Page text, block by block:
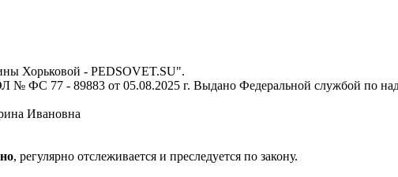
Хорьковой - PEDSOVET.SU".
ФС 77 - 89883 от 05.08.2025 г. Выдано Федеральной службой по
Ивановна
, регулярно отслеживается и преследуется по закону.